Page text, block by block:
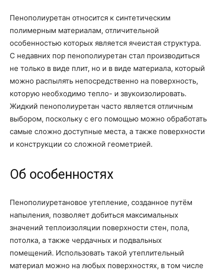
Пенополиуретан относится к синтетическим
полимерным материалам, отличительной
особенностью которых является ячеистая структура.
С недавних пор пенополиуретан стал производиться
не только в виде плит, но и в виде материала, который
можно распылять непосредственно на поверхность,
которую необходимо тепло- и звукоизолировать.
Жидкий пенополиуретан часто является отличным
выбором, поскольку с его помощью можно обработать
самые сложно доступные места, а также поверхности
и конструкции со сложной геометрией.
Об особенностях
Пенополиуретановое утепление, созданное путём
напыления, позволяет добиться максимальных
значений теплоизоляции поверхности стен, пола,
потолка, а также чердачных и подвальных
помещений. Использовать такой утеплительный
материал можно на любых поверхностях, в том числе